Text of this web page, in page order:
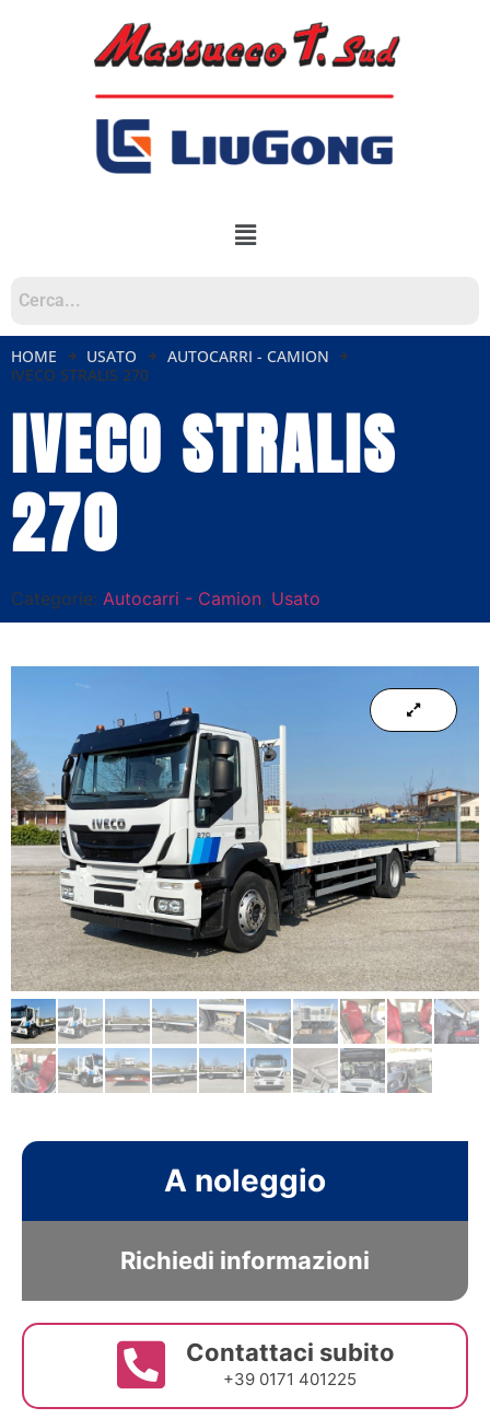
HOME USATO
AUTOCARRI - CAMION
IVECO STRALIS 270
IVECO STRALIS
270
Categorie: Autocarri - Camion, Usato
A noleggio
Richiedi informazioni
Contattaci subito
+39 0171 401225